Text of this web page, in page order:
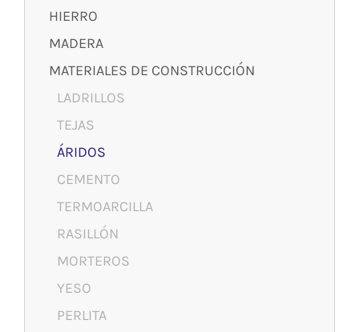
HIERRO
MADERA
MATERIALES DE CONSTRUCCIÓN
LADRILLOS
TEJAS
ÁRIDOS
CEMENTO
TERMOARCILLA
RASILLÓN
MORTEROS
YESO
PERLITA